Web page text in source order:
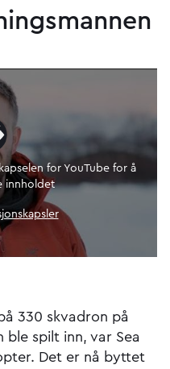
for YouTube for å
innholdet
330 skvadron på
ble spilt inn, var Sea
Det er nå byttet